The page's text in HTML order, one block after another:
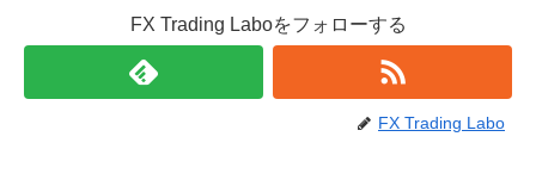
FX Trading Laboをフォローする
FX Trading Labo